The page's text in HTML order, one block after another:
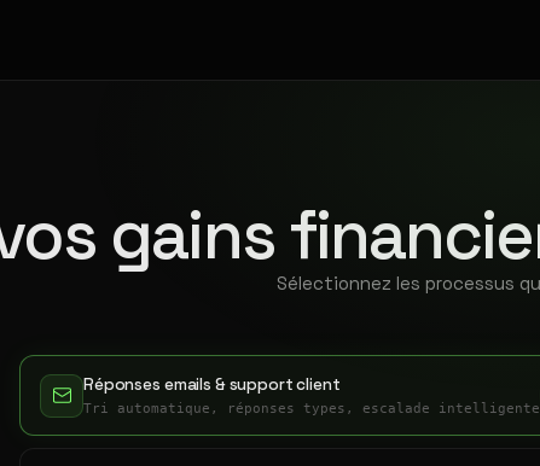
gains
Sélectionnez les processus
Réponses emails & support client
Tri automatique, réponses types, escalade intelligente